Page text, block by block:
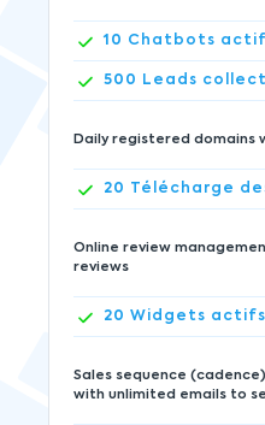
10 Chatbots
500 Leads
Daily registered domains
20 Télécharge
Online review
reviews
20 Widgets actifs
Sales sequence
with unlimited emails to